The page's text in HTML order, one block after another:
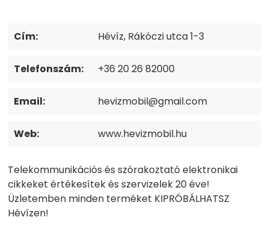
Cím: Hévíz, Rákóczi utca 1-3
Telefonszám: +36 20 26 82000
Email: hevizmobil@gmail.com
Web: www.hevizmobil.hu
Telekommunikációs és szórakoztató elektronikai
cikkeket értékesítek és szervizelek 20 éve!
Üzletemben minden terméket KIPRÓBÁLHATSZ
Hévízen!